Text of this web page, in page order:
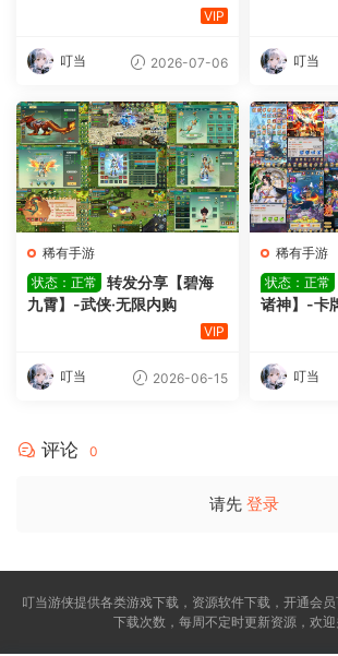
VIP
叮当 2026-07-06 叮当
稀有手游
状态：正常
转发分享【碧海
九霄】-武侠·无限内购
VIP
叮当 2026-06-15
稀有手游
状态：正常
诸神】-卡
叮当
评论 0
请先 登录
叮当游侠提供各类游戏下载，资源软件下载，开通会
下载次数，每周不定时更新资源，欢迎